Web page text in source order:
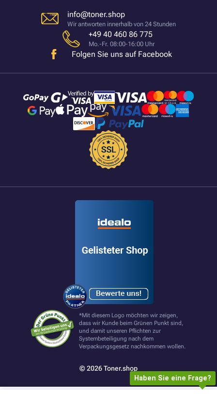
info@toner.shop
Wir antworten innerhalb von 24 Stunden
+49 40 460 86 775
Mo.-Fr. 08:00-16:00 Uhr
Folgen Sie uns auf Facebook
*Mit diesem Logo möchten wir zeigen,
dass wir Kunde beim Grünen Punkt sind,
und damit unseren Pflichten zur
Systembeteiligung nach dem
Verpackungsgesetz nachkommen wollen.
© 2026 Toner.shop
Haben Sie eine Frage?